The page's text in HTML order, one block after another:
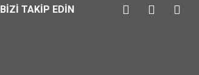
BİZİ TAKİP EDİN